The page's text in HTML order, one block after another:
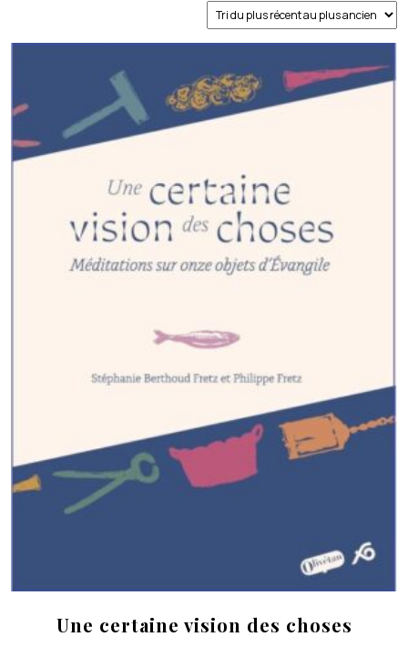
plus
plus
ancien
Une certaine vision des choses